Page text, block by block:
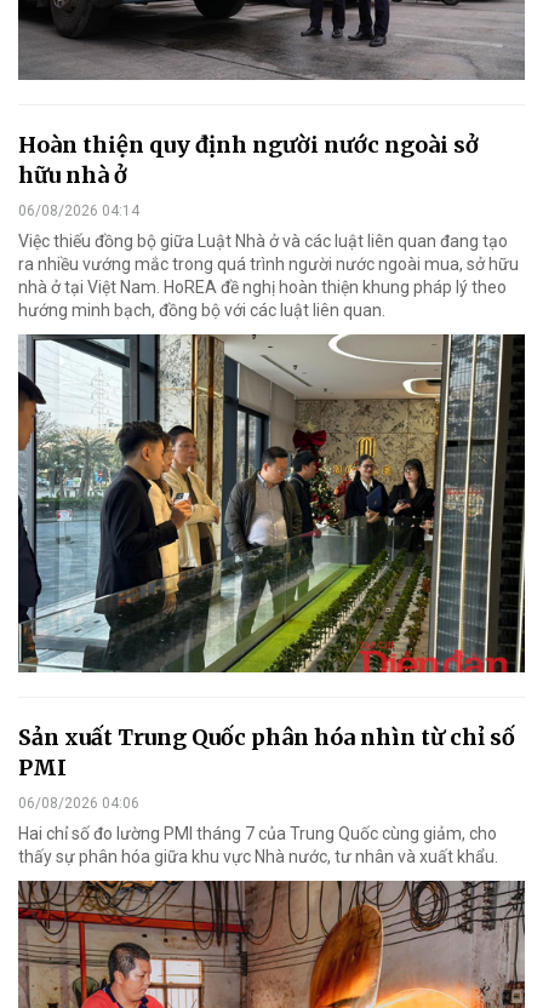
Hoàn thiện quy định người nước ngoài sở
hữu nhà ở
06/08/2026 04:14
Việc thiếu đồng bộ giữa Luật Nhà ở và các luật liên quan đang tạo
ra nhiều vướng mắc trong quá trình người nước ngoài mua, sở hữu
nhà ở tại Việt Nam. HoREA đề nghị hoàn thiện khung pháp lý theo
hướng minh bạch, đồng bộ với các luật liên quan.
Sản xuất Trung Quốc phân hóa nhìn từ chỉ số
PMI
06/08/2026 04:06
Hai chỉ số đo lường PMI tháng 7 của Trung Quốc cùng giảm, cho
thấy sự phân hóa giữa khu vực Nhà nước, tư nhân và xuất khẩu.